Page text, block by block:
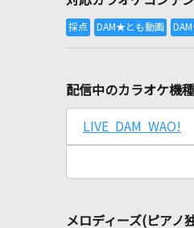
配信中のカラオケ機種
LIVE DAM WAO!
メロディーズ(ピアノ